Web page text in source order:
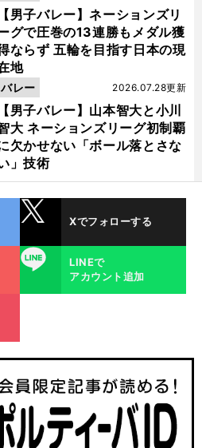
【男子バレー】ネーションズリ
グで圧巻の13連勝もメダル獲
ならず 五輪を目指す日本の現
地
【男子バレー】山本智大と小川
大 ネーションズリーグ初制覇
欠かせない「ボール落とさな
」技術
2026.07.28更新
バレー
Xでフォローする
LINE
LINEで
アカウント追加